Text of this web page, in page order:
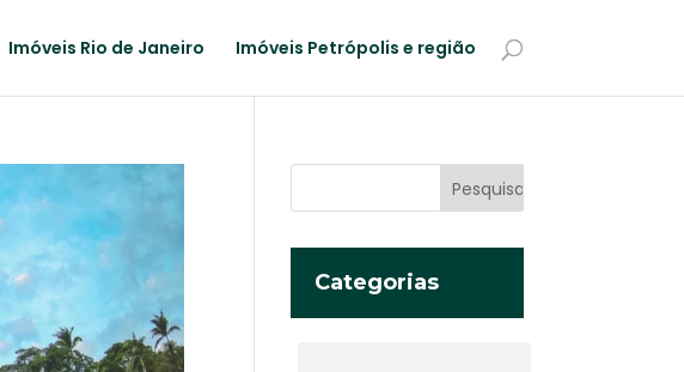
Imóveis Rio de Janeiro Imóveis Petrópolis e região
Categorias